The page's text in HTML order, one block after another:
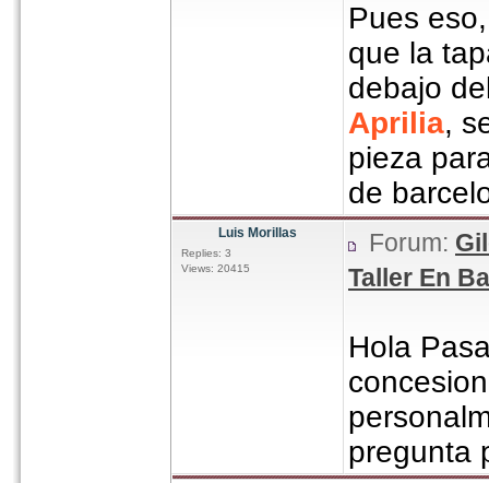
Pues
que la
debajo
Aprilia,
pieza
de
Luis Morillas
Replies: 3
Views: 20415
Forum:
Taller En
Hola
pregunta